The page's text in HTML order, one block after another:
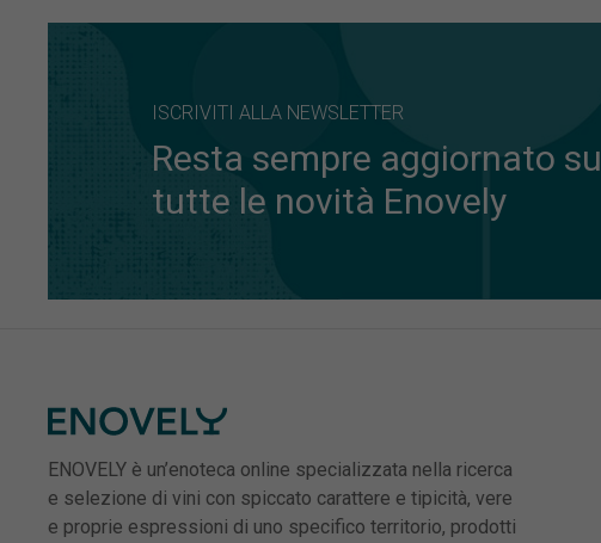
ISCRIVITI ALLA NEWSLETTER
Resta sempre aggiornato su
tutte le novità Enovely
ENOVELY è un’enoteca online specializzata nella ricerca
e selezione di vini con spiccato carattere e tipicità, vere
e proprie espressioni di uno specifico territorio, prodotti